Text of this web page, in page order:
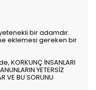
yetenekli bir adamdır.
eklemesi gereken bir
KORKUNÇ İNSANLARI
YETERSİZ
VE BU SORUNU